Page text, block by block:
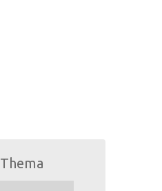
Thema